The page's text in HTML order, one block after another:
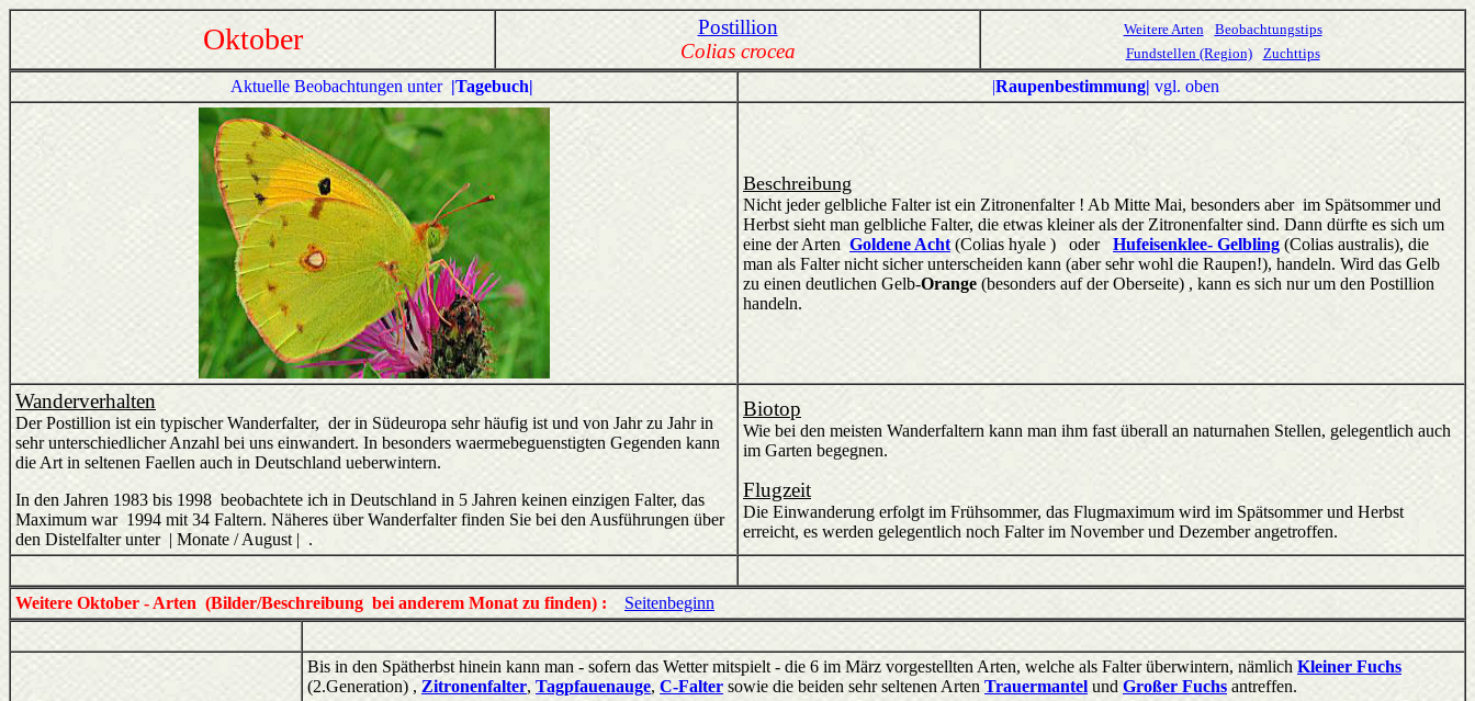
Oktober
Postillion
Colias crocea
Weitere Arten
Beobachtungstips
Fundstellen (Region)
Zuchttips
Aktuelle Beobachtungen unter |Tagebuch| |Raupenbestimmung| vgl. oben
Beschreibung
Nicht jeder gelbliche Falter ist ein Zitronenfalter ! Ab Mitte Mai, besonders aber im Spätsommer und
Herbst sieht man gelbliche Falter, die etwas kleiner als der Zitronenfalter sind. Dann dürfte es sich um
eine der Arten Goldene Acht (Colias hyale ) oder Hufeisenklee- Gelbling (Colias australis), die
man als Falter nicht sicher unterscheiden kann (aber sehr wohl die Raupen!), handeln. Wird das Gelb
zu einen deutlichen Gelb-Orange (besonders auf der Oberseite) , kann es sich nur um den Postillion
handeln.
Wanderverhalten
Der Postillion ist ein typischer Wanderfalter, der in Südeuropa sehr häufig ist und von Jahr zu Jahr in
sehr unterschiedlicher Anzahl bei uns einwandert. In besonders waermebeguenstigten Gegenden kann
die Art in seltenen Faellen auch in Deutschland ueberwintern.
In den Jahren 1983 bis 1998 beobachtete ich in Deutschland in 5 Jahren keinen einzigen Falter, das
Maximum war 1994 mit 34 Faltern. Näheres über Wanderfalter finden Sie bei den Ausführungen über
den Distelfalter unter | Monate / August | .
Biotop
Wie bei den meisten Wanderfaltern kann man ihm fast überall an naturnahen Stellen, gelegentlich auch
im Garten begegnen.
Flugzeit
Die Einwanderung erfolgt im Frühsommer, das Flugmaximum wird im Spätsommer und Herbst
erreicht, es werden gelegentlich noch Falter im November und Dezember angetroffen.
Weitere Oktober - Arten (Bilder/Beschreibung bei anderem Monat zu finden) : Seitenbeginn
Bis in den Spätherbst hinein kann man - sofern das Wetter mitspielt - die 6 im März vorgestellten Arten, welche als Falter überwintern, nämlich Kleiner Fuchs
(2.Generation) , Zitronenfalter, Tagpfauenauge, C-Falter sowie die beiden sehr seltenen Arten Trauermantel und Großer Fuchs antreffen.